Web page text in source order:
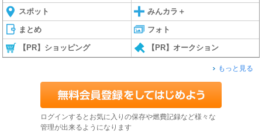
スポット みんカラ＋
まとめ フォト
【PR】ショッピング 【PR】オークション
もっと見る
ログインするとお気に入りの保存や燃費記録など様々な
管理が出来るようになります